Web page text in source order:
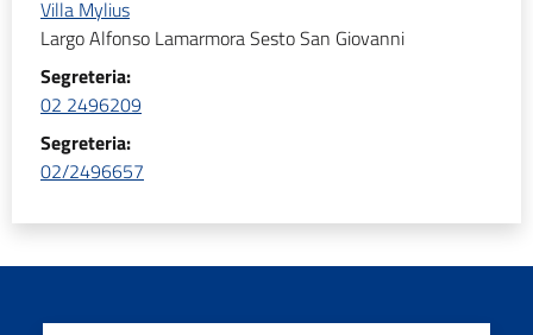
Villa Mylius
Largo Alfonso Lamarmora Sesto San Giovanni
Segreteria:
02 2496209
Segreteria:
02/2496657